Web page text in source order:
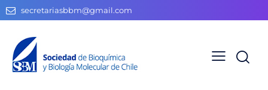
secretariasbbm@gmail.com